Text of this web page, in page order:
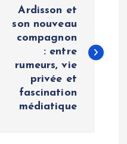
Ardisson et
son nouveau
compagnon
: entre
rumeurs, vie
privée et
fascination
médiatique